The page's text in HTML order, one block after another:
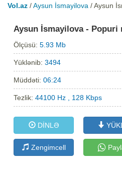
Vol.az /Aysun İsmayilova / Aysun
Aysun İsmayilova - Popuri
Ölçüsü:5.93 Mb
Yüklənib:3494
Müddəti:06:24
Tezlik:44100 Hz , 128 Kbps
DİNLƏ
Zengimcell